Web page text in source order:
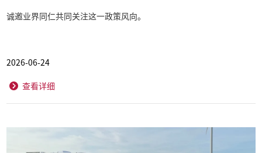
诚邀业界同仁共同关注这一政策风向。
2026-06-24
查看详细